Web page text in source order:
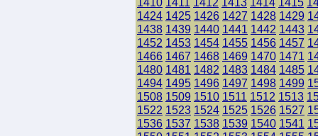
1424 1425 1426 1427 1428 1429
1438 1439 1440 1441 1442 1443
1452 1453 1454 1455 1456 1457
1466 1467 1468 1469 1470 1471
1480 1481 1482 1483 1484 1485
1494 1495 1496 1497 1498 1499
1508 1509 1510 1511 1512 1513
1522 1523 1524 1525 1526 1527
1536 1537 1538 1539 1540 1541